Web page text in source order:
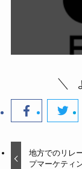
地方でのリレ
プマーケティ